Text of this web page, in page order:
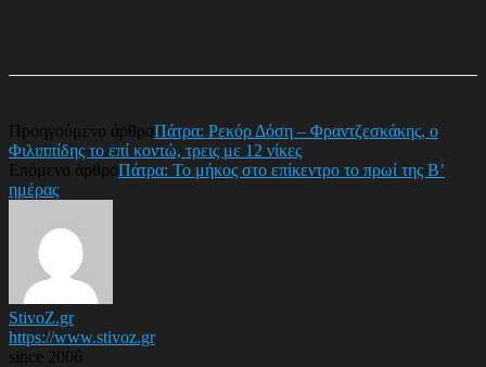
Προηγούμενο άρθροΠάτρα: Ρεκόρ Δόση – Φραντζεσκάκης, ο
Φιλιππίδης το επί κοντώ, τρεις με 12 νίκες
Επόμενο άρθροΠάτρα: Το μήκος στο επίκεντρο το πρωί της Β’
ημέρας
StivoZ.gr
https://www.stivoz.gr
since 2006